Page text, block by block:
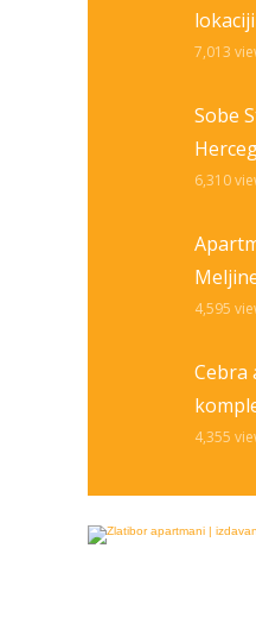
7,013
Sobe
6,310
4,595
Cebra
4,355